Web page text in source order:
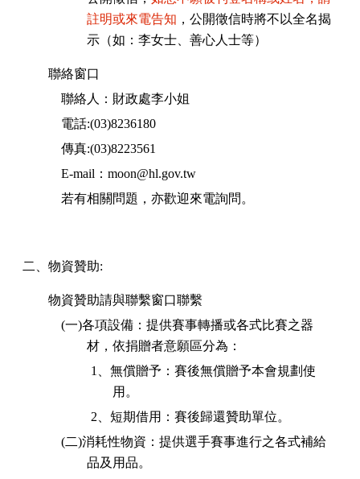
註明或來電告知 ，公開徵信時將不以全名揭
示（如：李女士、善心人士等）
聯絡窗口
聯絡人：財政處李小姐
電話:(03)8236180
傳真:(03)8223561
E-mail：moon@hl.gov.tw
若有相關問題，亦歡迎來電詢問。
二、物資贊助:
物資贊助請與聯繫窗口聯繫
(一)各項設備：提供賽事轉播或各式比賽之器
材，依捐贈者意願區分為：
1、無償贈予：賽後無償贈予本會規劃使
用。
2、短期借用：賽後歸還贊助單位。
(二)消耗性物資：提供選手賽事進行之各式補給
品及用品。